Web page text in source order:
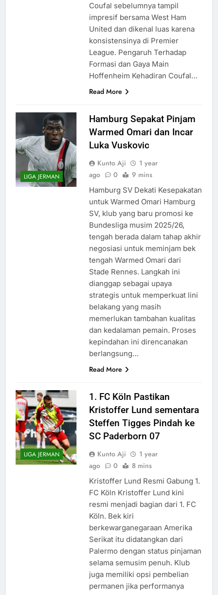
Coufal sebelumnya tampil
impresif bersama West Ham
United dan dikenal luas karena
konsistensinya di Premier
League. Pengaruh Terhadap
Formasi dan Gaya Main
Hoffenheim Kehadiran Coufal…
Read More
LIGA JERMAN
Hamburg Sepakat Pinjam
Warmed Omari dan Incar
Luka Vuskovic
Kunto Aji
1 year
ago
0 9 mins
Hamburg SV Dekati Kesepakatan
untuk Warmed Omari Hamburg
SV, klub yang baru promosi ke
Bundesliga musim 2025/26,
tengah berada dalam tahap akhir
negosiasi untuk meminjam bek
tengah Warmed Omari dari
Stade Rennes. Langkah ini
dianggap sebagai upaya
strategis untuk memperkuat lini
belakang yang masih
memerlukan tambahan kualitas
dan kedalaman pemain. Proses
kepindahan ini direncanakan
berlangsung…
Read More
LIGA JERMAN
1. FC Köln Pastikan
Kristoffer Lund sementara
Steffen Tigges Pindah ke
SC Paderborn 07
Kunto Aji
1 year
ago
0 8 mins
Kristoffer Lund Resmi Gabung 1.
FC Köln Kristoffer Lund kini
resmi menjadi bagian dari 1. FC
Köln. Bek kiri
berkewarganegaraan Amerika
Serikat itu didatangkan dari
Palermo dengan status pinjaman
selama semusim penuh. Klub
juga memiliki opsi pembelian
permanen jika performanya